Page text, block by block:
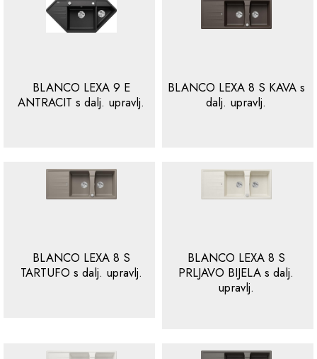
BLANCO LEXA 9 E
ANTRACIT s dalj. upravlj.
BLANCO LEXA 8 S KAVA s
dalj. upravlj.
BLANCO LEXA 8 S
TARTUFO s dalj. upravlj.
BLANCO LEXA 8 S
PRLJAVO BIJELA s dalj.
upravlj.